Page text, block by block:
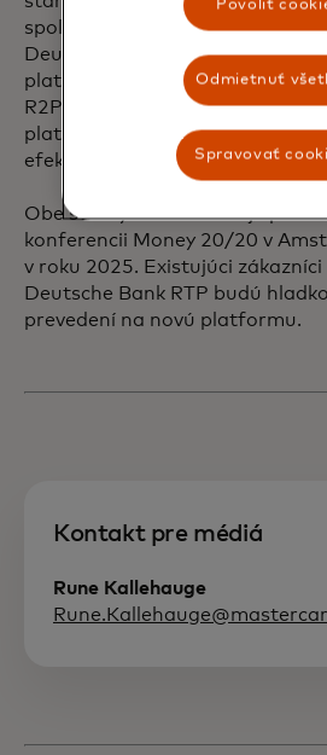
spolupráca nielen posilňuje
Deutsche Bank ako vedúcej sily
platobných systémov, ale
R2P do pozície presvedčivej
platbám kartami, ktorá ponúka
efektívnosť a inovácie.
Obe strany oznámili svoje
konferencii Money 20/20 v
v roku 2025. Existujúci zákazníci
Deutsche Bank RTP budú hladko
prevedení na novú platformu.
Kontakt pre médiá
Rune Kallehauge
Povoliť
Odmietnuť
Spravovať